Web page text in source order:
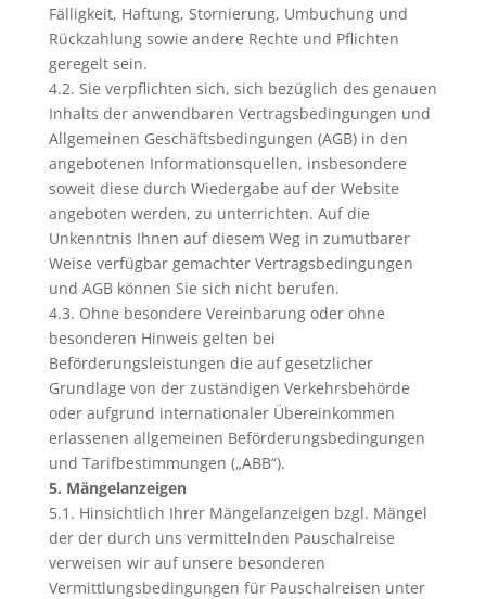
Fälligkeit, Haftung, Stornierung, Umbuchung und
Rückzahlung sowie andere Rechte und Pflichten
geregelt sein.
4.2. Sie verpflichten sich, sich bezüglich des genauen
Inhalts der anwendbaren Vertragsbedingungen und
Allgemeinen Geschäftsbedingungen (AGB) in den
angebotenen Informationsquellen, insbesondere
soweit diese durch Wiedergabe auf der Website
angeboten werden, zu unterrichten. Auf die
Unkenntnis Ihnen auf diesem Weg in zumutbarer
Weise verfügbar gemachter Vertragsbedingungen
und AGB können Sie sich nicht berufen.
4.3. Ohne besondere Vereinbarung oder ohne
besonderen Hinweis gelten bei
Beförderungsleistungen die auf gesetzlicher
Grundlage von der zuständigen Verkehrsbehörde
oder aufgrund internationaler Übereinkommen
erlassenen allgemeinen Beförderungsbedingungen
und Tarifbestimmungen („ABB“).
5. Mängelanzeigen
5.1. Hinsichtlich Ihrer Mängelanzeigen bzgl. Mängel
der der durch uns vermittelnden Pauschalreise
verweisen wir auf unsere besonderen
Vermittlungsbedingungen für Pauschalreisen unter